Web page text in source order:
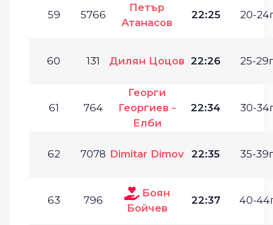
59 5766
Петър
Атанасов
22:25 20-
60 131 Дилян Цоцов 22:26 25-
61 764
Георги
Георгиев -
Елби
22:34 30-
62 7078 Dimitar Dimov 22:35 35-
63 796
Боян
Бойчев
22:37 40-